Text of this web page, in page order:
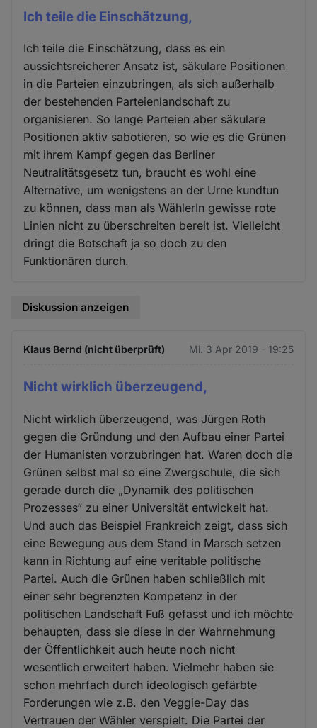
Ich teile die Einschätzung,
Ich teile die Einschätzung, dass es ein
aussichtsreicherer Ansatz ist, säkulare Positionen
in die Parteien einzubringen, als sich außerhalb
der bestehenden Parteienlandschaft zu
organisieren. So lange Parteien aber säkulare
Positionen aktiv sabotieren, so wie es die Grünen
mit ihrem Kampf gegen das Berliner
Neutralitätsgesetz tun, braucht es wohl eine
Alternative, um wenigstens an der Urne kundtun
zu können, dass man als WählerIn gewisse rote
Linien nicht zu überschreiten bereit ist. Vielleicht
dringt die Botschaft ja so doch zu den
Funktionären durch.
Diskussion anzeigen
Klaus Bernd (nicht überprüft) Mi. 3 Apr 2019 - 19:25
Nicht wirklich überzeugend,
Nicht wirklich überzeugend, was Jürgen Roth
gegen die Gründung und den Aufbau einer Partei
der Humanisten vorzubringen hat. Waren doch die
Grünen selbst mal so eine Zwergschule, die sich
gerade durch die „Dynamik des politischen
Prozesses“ zu einer Universität entwickelt hat.
Und auch das Beispiel Frankreich zeigt, dass sich
eine Bewegung aus dem Stand in Marsch setzen
kann in Richtung auf eine veritable politische
Partei. Auch die Grünen haben schließlich mit
einer sehr begrenzten Kompetenz in der
politischen Landschaft Fuß gefasst und ich möchte
behaupten, dass sie diese in der Wahrnehmung
der Öffentlichkeit auch heute noch nicht
wesentlich erweitert haben. Vielmehr haben sie
schon mehrfach durch ideologisch gefärbte
Forderungen wie z.B. den Veggie-Day das
Vertrauen der Wähler verspielt. Die Partei der